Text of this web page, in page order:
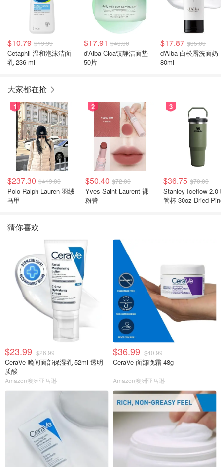
$10.79 $19.99
Cetaphil 温和泡沫洁面
乳 236 ml
$17.91 $40.00
d'Alba Cica镇静洁面垫
50片
$17.87 $35.00
d'Alba 白松露洗面奶
80ml
大家都在抢
1
$237.30 $419.00
Polo Ralph Lauren 羽绒
马甲
2
$50.40 $72.00
Yves Saint Laurent 裸
粉管
3
$36.75 $70.00
Stanley Iceflow 2.0 吸
管杯 30oz Dried
猜你喜欢
$23.99 $26.99
CeraVe 晚间面部保湿乳 52ml 透明
质酸
Amazon澳洲亚马逊
$36.99 $40.99
CeraVe 面部晚霜 48g
Amazon澳洲亚马逊